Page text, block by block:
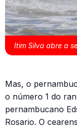
Itim Silva abre a
Mas, o
o número 1 do
pernambucano
Rosario. O